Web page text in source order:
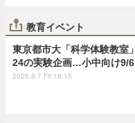
教育イベント
東京都市大「科学体験教室」
24の実験企画…小中向け9/6
2026.8.7 Fri 18:15